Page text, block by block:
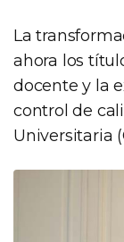
La
ahora los
docente y la
control de
Universitaria